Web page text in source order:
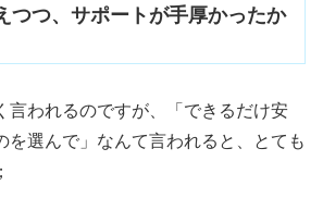
つつ、サポートが手厚かったか
言われるのですが、「できるだけ安
を選んで」なんて言われると、とても